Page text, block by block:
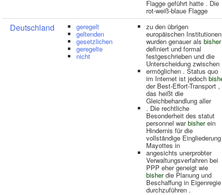
Flagge geführt hatte . Die
rot-weiß-blaue Flagge
Deutschland geregelt
geltenden
gesetzlichen
geregelte
nicht
zu den übrigen
europäischen Institutionen
wurden genauer als bisher
definiert und formal
festgeschrieben und die
Unterscheidung zwischen
ermöglichen . Status quo
im Internet ist jedoch
der Best-Effort-Transport ,
das heißt die
Gleichbehandlung aller
. Die rechtliche
Besonderheit des statut
personnel warbisherein
Hindernis für die
vollständige Eingliederung
Mayottes in
angesichts unerprobter
Verwaltungsverfahren bei
PPP eher geneigt wie
bisherdie Planung und
Beschaffung in Eigenregie
durchzuführen .